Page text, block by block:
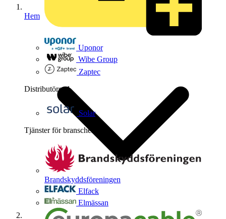
Uponor
Wibe Group
Zaptec
Distributörer 1
Solar
Tjänster för branschen
Brandskyddsföreningen
Elfack
Elmässan
Hem